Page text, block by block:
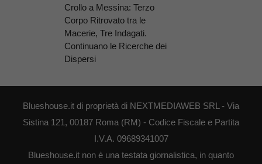
Crollo a Messina: Terzo
Corpo Ritrovato tra le
Macerie, Tre Indagati.
Continuano le Ricerche dei
Dispersi
Blueshouse.it di proprietà di NEXTMEDIAWEB SRL - Via
Sistina 121, 00187 Roma (RM) - Codice Fiscale e Partita
I.V.A. 09689341007
Blueshouse.it non è una testata giornalistica, in quanto